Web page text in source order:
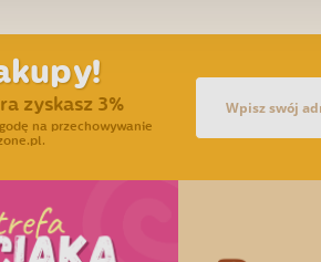
zyskasz 3%
na przechowywanie